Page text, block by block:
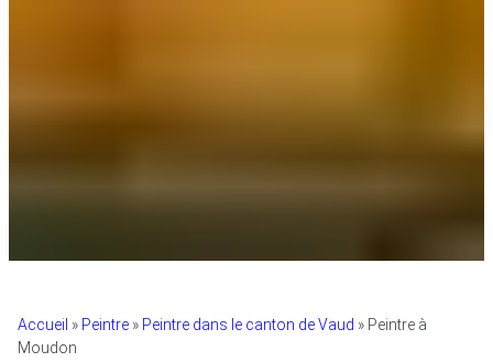
Accueil » Peintre » Peintre dans le canton de Vaud » Peintre à
Moudon